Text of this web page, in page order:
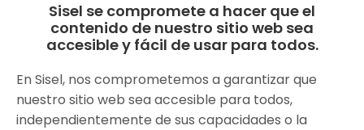
Sisel se compromete a hacer que el
contenido de nuestro sitio web sea
accesible y fácil de usar para todos.
En Sisel, nos comprometemos a garantizar que
nuestro sitio web sea accesible para todos,
independientemente de sus capacidades o la